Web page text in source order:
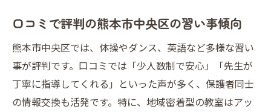
口コミで評判の熊本市中央区の習い事傾向
熊本市中央区では、体操やダンス、英語など多様な習い
事が評判です。口コミでは「少人数制で安心」「先生が
丁寧に指導してくれる」といった声が多く、保護者同士
の情報交換も活発です。特に、地域密着型の教室はアッ